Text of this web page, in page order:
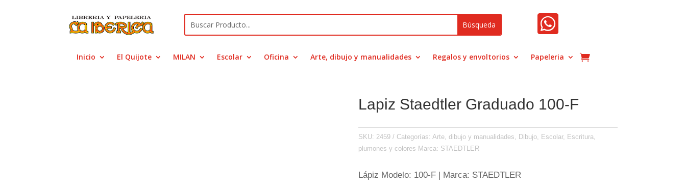

Inicio El Quijote MILAN Escolar Oficina Arte, dibujo y manualidades Regalos y envoltorios Papeleria
Lapiz Staedtler Graduado 100-F
SKU: 2459 Categorías: Arte, dibujo y manualidades Dibujo, Escolar, Escritura,
plumones y colores Marca: STAEDTLER
Lápiz Modelo: 100-F | Marca: STAEDTLER